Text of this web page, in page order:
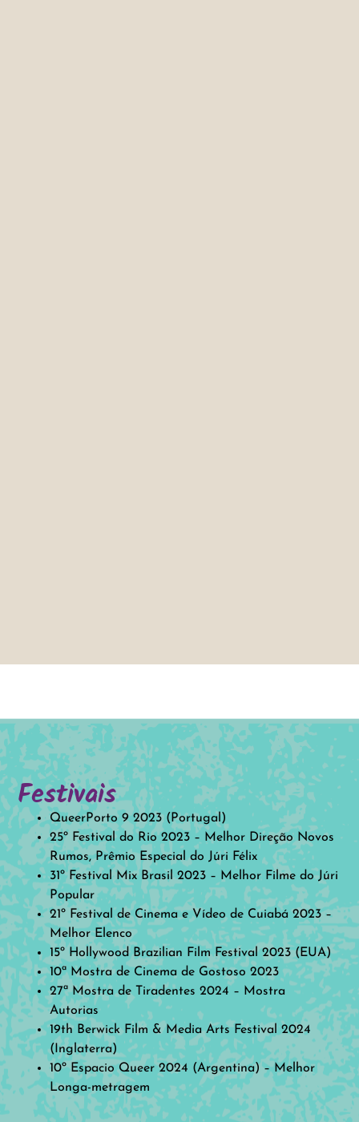
Festivais
QueerPorto 9 2023 (Portugal)
25º Festival do Rio 2023 – Melhor Direção Novos
Rumos, Prêmio Especial do Júri Félix
31º Festival Mix Brasil 2023 – Melhor Filme do Júri
Popular
21º Festival de Cinema e Vídeo de Cuiabá 2023 –
Melhor Elenco
15º Hollywood Brazilian Film Festival 2023 (EUA)
10ª Mostra de Cinema de Gostoso 2023
27ª Mostra de Tiradentes 2024 – Mostra
Autorias
19th Berwick Film & Media Arts Festival 2024
(Inglaterra)
10º Espacio Queer 2024 (Argentina) – Melhor
Longa-metragem